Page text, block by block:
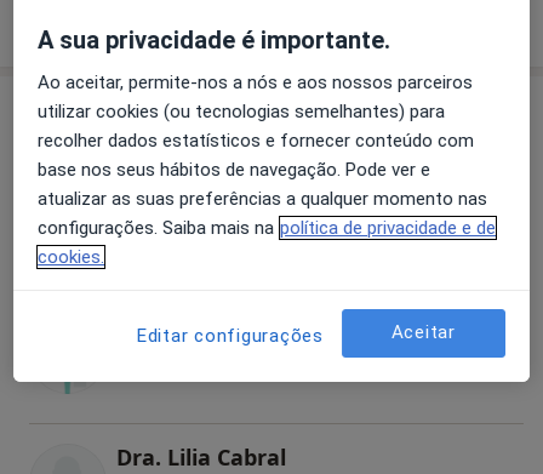
Especialistas
Dra. Maria Cristina F Pollmann
Dentista
Dr. Tomás Amorim
Dra. Lilia Cabral
A sua privacidade é importante.
Ao aceitar, permite-nos a nós e aos nossos parceiros
utilizar cookies (ou tecnologias semelhantes) para
recolher dados estatísticos e fornecer conteúdo com
base nos seus hábitos de navegação. Pode ver e
atualizar as suas preferências a qualquer momento nas
configurações. Saiba mais na política de privacidade e de
cookies.
Editar configurações Aceitar